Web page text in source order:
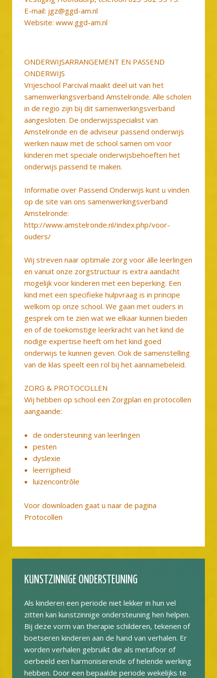
E-mail: jgz@ggd-am.nl
Website: www.ggd-am.nl
ONDERWIJSARRANGEMENT EN PASSEND
ONDERWIJS
Vrijeschool Parcival maakt deel uit van het
samenwerkingsverband Amstelronde. Alle scholen
in de regio zijn bij dit samenwerkingsverband
aangesloten. De onderwijsspecialist van
Amstelronde en de adviseur passend onderwijs
werken nauw met de school samen om voor
kinderen met speciale onderwijsbehoeften het
onderwijs passend te maken.
Informatie over Passend Onderwijs kunt u vinden
op de site van ons samenwerkingsverband
Amstelronde:
http://www.amstelronde.nl/index.php/voor-
ouders/
Wij streven naar optimale zorg voor álle leerlingen
en vanuit onze zorgstructuur is extra aandacht
mogelijk voor kinderen met een beperking. Een
kind met een specifieke hulpvraag is in principe
welkom op onze school. We gaan met ouders in
gesprek om te zien wat we elkaar kunnen bieden
en of de toekomstige leerkracht van het kind de
nodige expertise heeft om het kind goed
onderwijs te kunnen geven. Ook de samenstelling
van de klas speelt een rol bij het aannamebeleid.
ZORG & PROTOCOLLEN
Wij hebben op school een Zorgplan en protocollen
aangaande:
de ondersteuning van leerlingen
pesten
dyslexie
leerrijpheid
luizencontrôle
Voor downloaden gaat u naar de pagina
Protocollen
KUNSTZINNIGE ONDERSTEUNING
Als kinderen een periode niet lekker in hun vel
zitten kan kunstzinnige ondersteuning hen helpen.
Bij deze vorm van therapie schilderen, tekenen of
boetseren kinderen aan de hand van verhalen. Er
worden verhalen gebruikt die als metafoor of
oerbeeld een harmoniserende of helende werking
hebben. Door een bepaalde periode wekelijks te